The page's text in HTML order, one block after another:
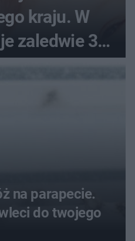
kraju. W
zaledwie 3
na parapecie.
do twojego